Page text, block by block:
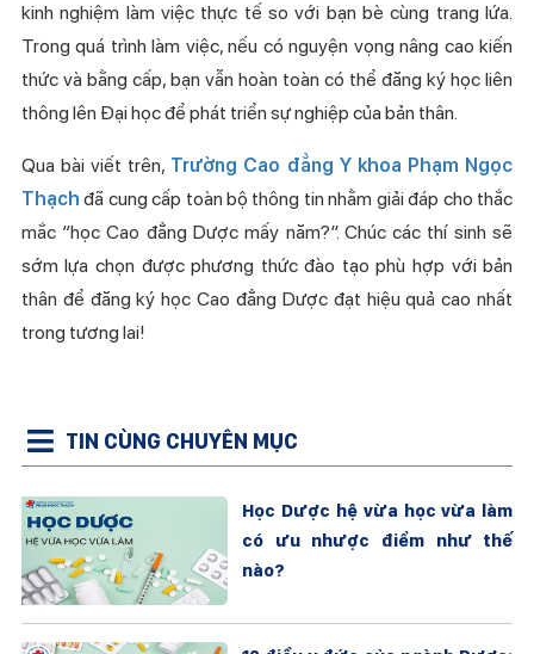
kinh nghiệm làm việc thực tế so với bạn bè cùng trang lứa.
Trong quá trình làm việc, nếu có nguyện vọng nâng cao kiến
thức và bằng cấp, bạn vẫn hoàn toàn có thể đăng ký học liên
thông lên Đại học để phát triển sự nghiệp của bản thân.
Qua bài viết trên, Trường Cao đẳng Y khoa Phạm Ngọc
Thạch đã cung cấp toàn bộ thông tin nhằm giải đáp cho thắc
mắc “học Cao đẳng Dược mấy năm?”. Chúc các thí sinh sẽ
sớm lựa chọn được phương thức đào tạo phù hợp với bản
thân để đăng ký học Cao đẳng Dược đạt hiệu quả cao nhất
trong tương lai!
TIN CÙNG CHUYÊN MỤC
Học Dược hệ vừa học vừa làm
có ưu nhược điểm như thế
nào?